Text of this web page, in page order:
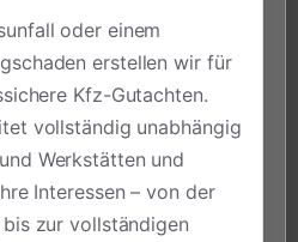
oder einem
erstellen wir für
Kfz-Gutachten.
vollständig unabhängig
Werkstätten und
Interessen – von der
zur vollständigen